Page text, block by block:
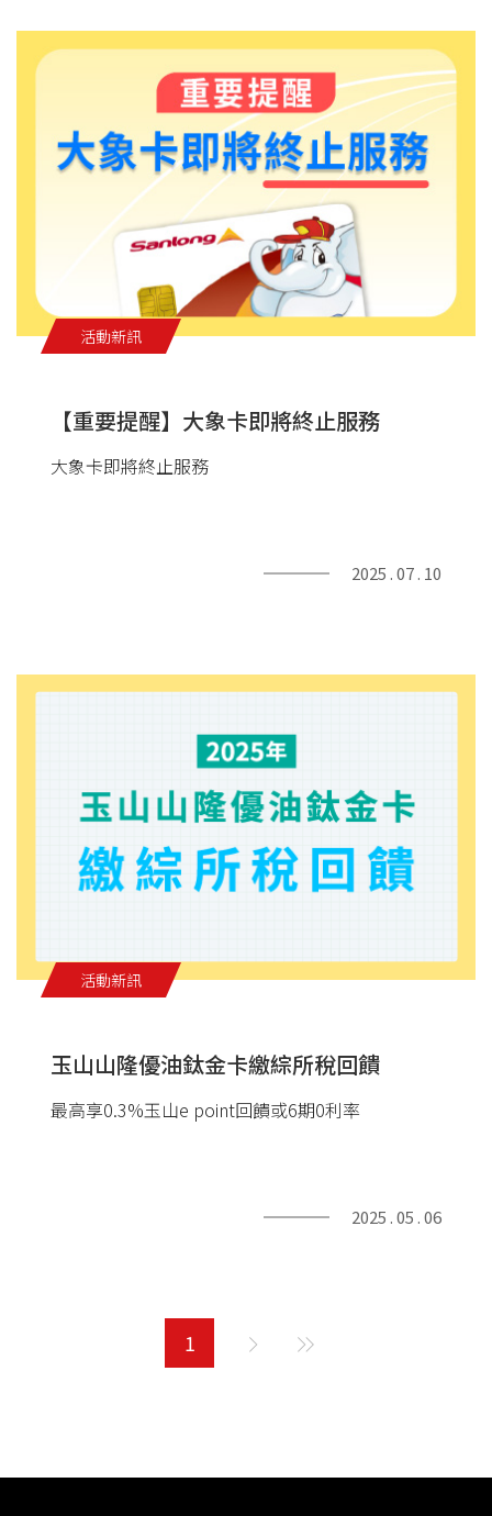
活動新訊
【重要提醒】大象卡即將終止服務
大象卡即將終止服務
2025 . 07 . 10
活動新訊
玉山山隆優油鈦金卡繳綜所稅回饋
最高享0.3%玉山e point回饋或6期0利率
2025 . 05 . 06
1